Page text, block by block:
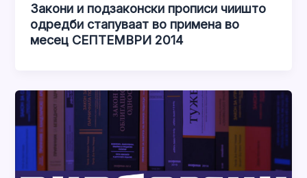
Закони и подзаконски прописи чиишто
одредби стапуваат во примена во
месец СЕПТЕМВРИ 2014